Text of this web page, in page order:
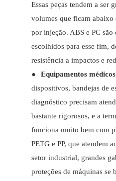
Essas peças tendem a ser
volumes que ficam
por injeção. ABS e PC
escolhidos para esse fim,
resistência a impactos e
●
Equipamentos
dispositivos, bandejas de
diagnóstico precisam
bastante rigorosos, e a
funciona muito bem com
PETG e PP, que atendem
setor industrial, grandes
proteções de máquinas se